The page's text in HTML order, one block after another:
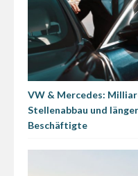
VW & Mercedes:
Stellenabbau und
Beschäftigte